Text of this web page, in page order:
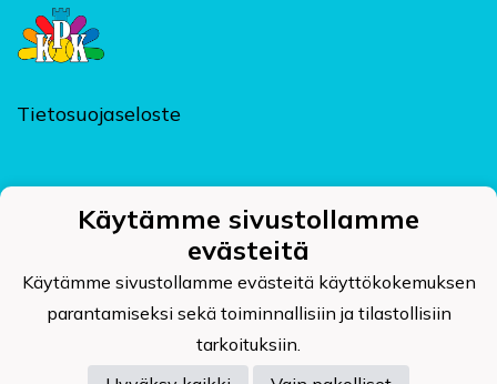
Tietosuojaseloste
Kajaanin Pallokerho ry
Kehräämöntie 7, PL 124, 87400 KAJAANI
kpk@kajaaninpallokerho.fi
Käytämme sivustollamme
evästeitä
Käytämme sivustollamme evästeitä käyttökokemuksen
parantamiseksi sekä toiminnallisiin ja tilastollisiin
tarkoituksiin.